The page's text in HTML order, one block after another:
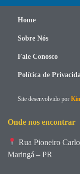
Home
Sobre Nós
Fale Conosco
Política de
Site desenvolvido por
Onde nos encontrar
Rua Pioneiro
Maringá – PR